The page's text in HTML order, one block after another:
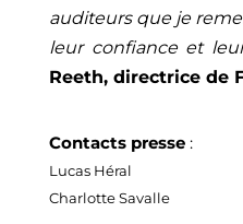
auditeurs que je
leur confiance et
Reeth, directrice de
Contacts presse :
Lucas Héral
Charlotte Savalle